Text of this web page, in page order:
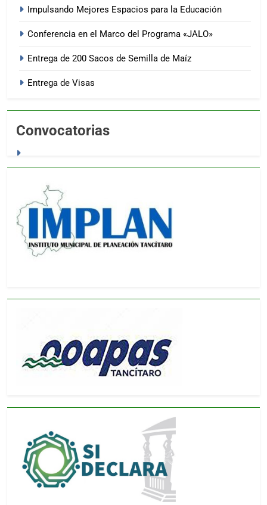
Impulsando Mejores Espacios para la Educación
Conferencia en el Marco del Programa «JALO»
Entrega de 200 Sacos de Semilla de Maíz
Entrega de Visas
Convocatorias